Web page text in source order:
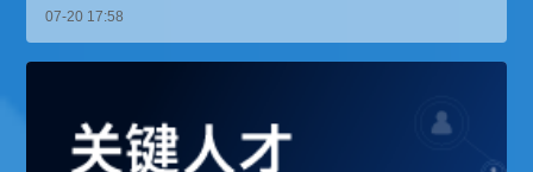
07-20 17:58